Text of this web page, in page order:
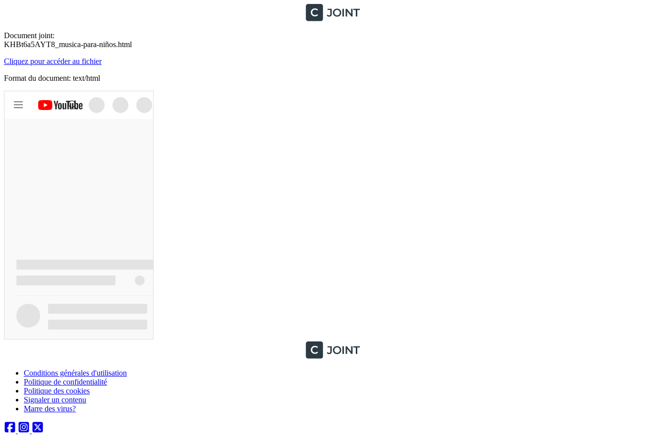
Document joint:
KHBt6a5AYT8_musica-para-niños.html
Cliquez pour accéder au fichier
Format du document: text/html
Conditions générales d'utilisation
Politique de confidentialité
Politique des cookies
Signaler un contenu
Marre des virus?